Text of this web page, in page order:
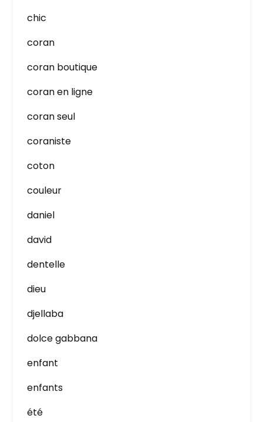
chic
coran
coran boutique
coran en ligne
coran seul
coraniste
coton
couleur
daniel
david
dentelle
dieu
djellaba
dolce gabbana
enfant
enfants
été